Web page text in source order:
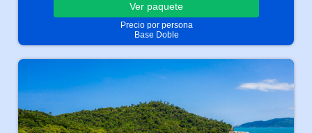
Ver paquete
Precio por persona
Base Doble